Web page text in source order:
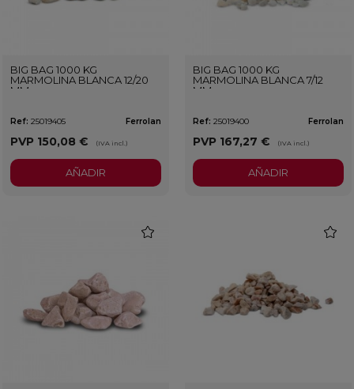
BIG BAG 1000 KG
MARMOLINA BLANCA 12/20
MM
Ref: 25019405 Ferrolan
PVP 150,08 € (IVA incl.)
AÑADIR
BIG BAG 1000 KG
MARMOLINA BLANCA 7/12
MM
Ref: 25019400 Ferrolan
PVP 167,27 € (IVA incl.)
AÑADIR